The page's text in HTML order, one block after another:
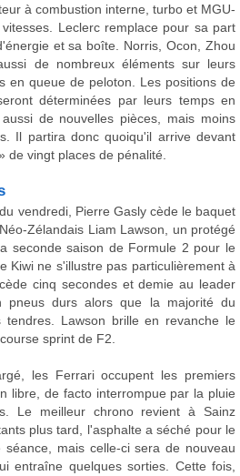
à combustion interne, turbo et MGU-
Leclerc remplace pour sa part
et sa boîte. Norris, Ocon, Zhou
de nombreux éléments sur leurs
en queue de peloton. Les positions de
déterminées par leurs temps en
de nouvelles pièces, mais moins
Il partira donc quoiqu'il arrive devant
de vingt places de pénalité.
vendredi, Pierre Gasly cède le baquet
Zélandais Liam Lawson, un protégé
seconde saison de Formule 2 pour le
Kiwi ne s'illustre pas particulièrement à
cinq secondes et demie au leader
pneus durs alors que la majorité du
tendres. Lawson brille en revanche le
sprint de F2.
les Ferrari occupent les premiers
libre, de facto interrompue par la pluie
Le meilleur chrono revient à Sainz
plus tard, l'asphalte a séché pour le
mais celle-ci sera de nouveau
entraîne quelques sorties. Cette fois,